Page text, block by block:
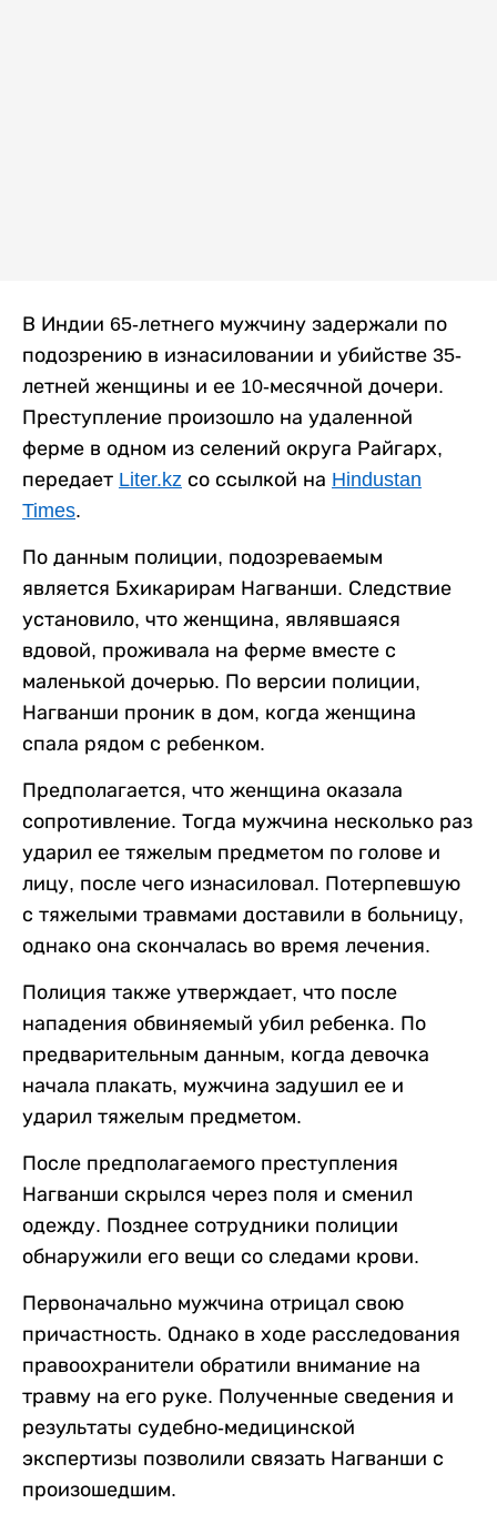
В Индии 65-летнего мужчину задержали по
подозрению в изнасиловании и убийстве 35-
летней женщины и ее 10-месячной дочери.
Преступление произошло на удаленной
ферме в одном из селений округа Райгарх,
передает Liter.kz со ссылкой на Hindustan
Times.
По данным полиции, подозреваемым
является Бхикарирам Нагванши. Следствие
установило, что женщина, являвшаяся
вдовой, проживала на ферме вместе с
маленькой дочерью. По версии полиции,
Нагванши проник в дом, когда женщина
спала рядом с ребенком.
Предполагается, что женщина оказала
сопротивление. Тогда мужчина несколько раз
ударил ее тяжелым предметом по голове и
лицу, после чего изнасиловал. Потерпевшую
с тяжелыми травмами доставили в больницу,
однако она скончалась во время лечения.
Полиция также утверждает, что после
нападения обвиняемый убил ребенка. По
предварительным данным, когда девочка
начала плакать, мужчина задушил ее и
ударил тяжелым предметом.
После предполагаемого преступления
Нагванши скрылся через поля и сменил
одежду. Позднее сотрудники полиции
обнаружили его вещи со следами крови.
Первоначально мужчина отрицал свою
причастность. Однако в ходе расследования
правоохранители обратили внимание на
травму на его руке. Полученные сведения и
результаты судебно-медицинской
экспертизы позволили связать Нагванши с
произошедшим.